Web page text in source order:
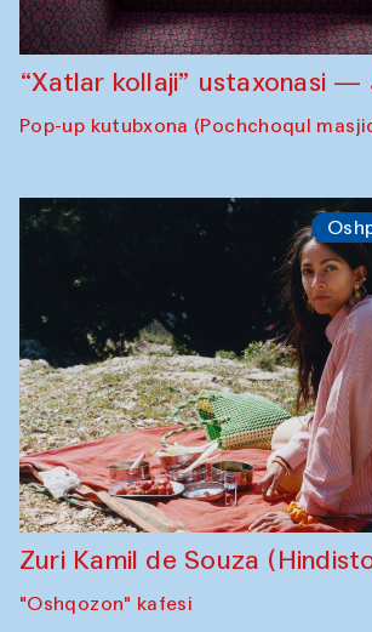
“Xatlar kollaji” ustaxonasi —
Pop-up kutubxona (Pochchoqul
Zuri Kamil de Souza
"Oshqozon" kafesi